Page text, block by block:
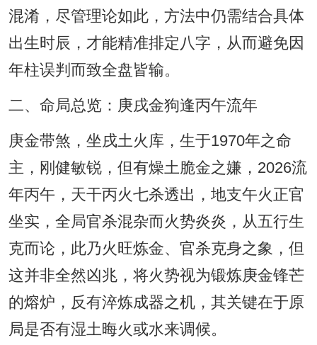
混淆，尽管理论如此，方法中仍需结合具体
出生时辰，才能精准排定八字，从而避免因
年柱误判而致全盘皆输。
二、命局总览：庚戌金狗逢丙午流年
庚金带煞，坐戌土火库，生于1970年之命
主，刚健敏锐，但有燥土脆金之嫌，2026流
年丙午，天干丙火七杀透出，地支午火正官
坐实，全局官杀混杂而火势炎炎，从五行生
克而论，此乃火旺炼金、官杀克身之象，但
这并非全然凶兆，将火势视为锻炼庚金锋芒
的熔炉，反有淬炼成器之机，其关键在于原
局是否有湿土晦火或水来调候。